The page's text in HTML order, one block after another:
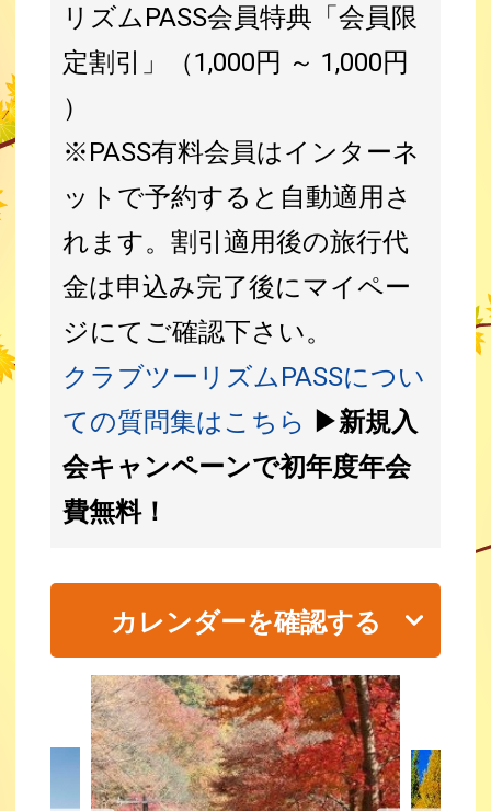
リズムPASS会員特典「会員限
定割引」（1,000円 ～ 1,000円
）
※PASS有料会員はインターネ
ットで予約すると自動適用さ
れます。割引適用後の旅行代
金は申込み完了後にマイペー
ジにてご確認下さい。
クラブツーリズムPASSについ
ての質問集はこちら ▶新規入
会キャンペーンで初年度年会
費無料！
カレンダーを確認する